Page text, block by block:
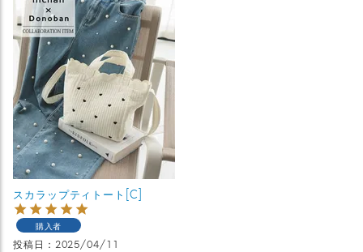
スカラップティトート[C]
購入者
投稿日 2025/04/11